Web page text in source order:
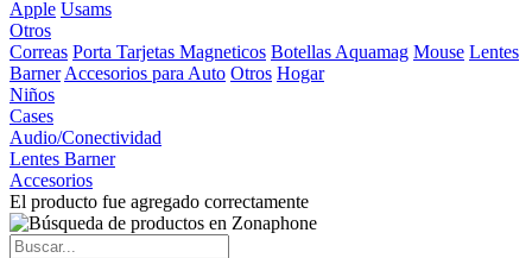
Apple Usams
Otros
Correas Porta Tarjetas Magneticos Botellas Aquamag Mouse Lentes
Barner Accesorios para Auto Otros Hogar
Niños
Cases
Audio/Conectividad
Lentes Barner
Accesorios
El producto fue agregado correctamente